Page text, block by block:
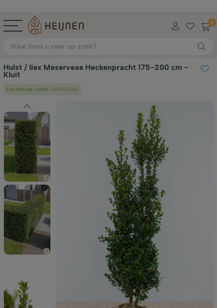
0
Hulst / Ilex Meserveae Heckenpracht 175-200 cm -
Kluit
Hulst
Leverbaar vanaf: 21/09/2026